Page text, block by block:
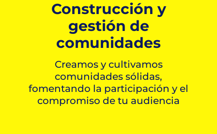
Construcción y
gestión de
comunidades
Creamos y cultivamos
comunidades sólidas,
fomentando la participación y el
compromiso de tu audiencia